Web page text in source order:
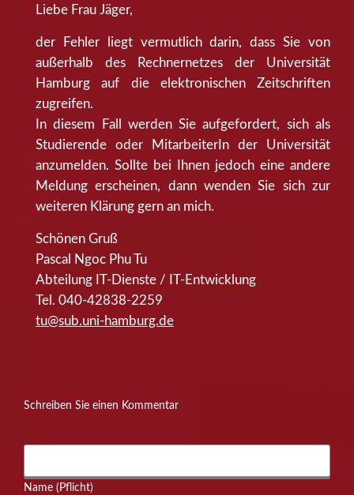
Liebe Frau Jäger,
der Fehler liegt vermutlich darin, dass Sie von
außerhalb des Rechnernetzes der Universität
Hamburg auf die elektronischen Zeitschriften
zugreifen.
In diesem Fall werden Sie aufgefordert, sich als
Studierende oder MitarbeiterIn der Universität
anzumelden. Sollte bei Ihnen jedoch eine andere
Meldung erscheinen, dann wenden Sie sich zur
weiteren Klärung gern an mich.
Schönen Gruß
Pascal Ngoc Phu Tu
Abteilung IT-Dienste / IT-Entwicklung
Tel. 040-42838-2259
tu@sub.uni-hamburg.de
Schreiben Sie einen Kommentar
Name (Pflicht)